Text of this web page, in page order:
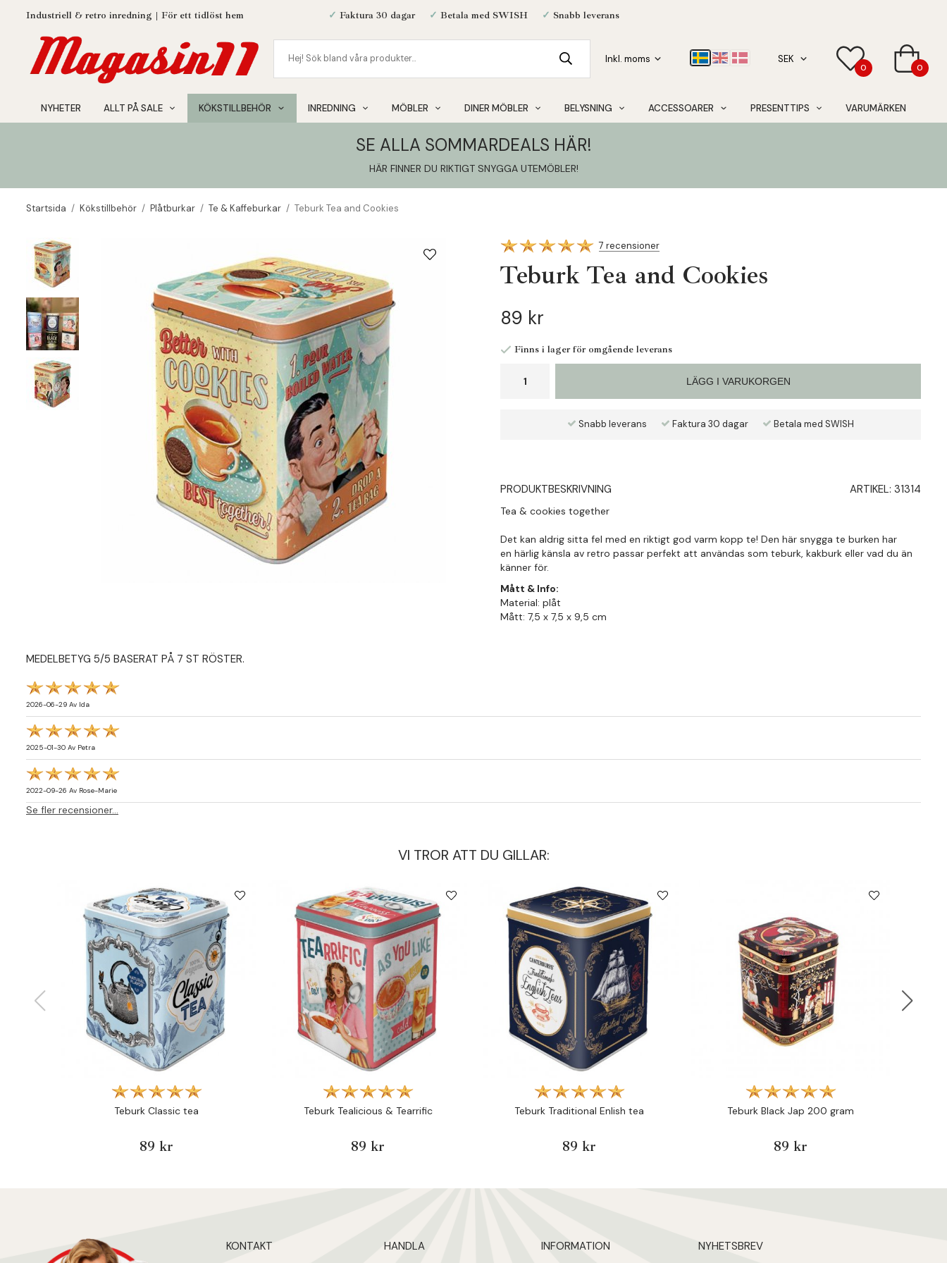
Industriell & retro inredning | För ett tidlöst hem ✓ Faktura 30 dagar ✓ Betala med SWISH ✓ Snabb leverans
0 0
NYHETER ALLT PÅ SALE KÖKSTILLBEHÖR INREDNING MÖBLER DINER MÖBLER BELYSNING ACCESSOARER PRESENTTIPS VARUMÄRKEN
SE ALLA SOMMARDEALS HÄR!
HÄR FINNER DU RIKTIGT SNYGGA UTEMÖBLER!
Startsida / Kökstillbehör / Plåtburkar / Te & Kaffeburkar / Teburk Tea and Cookies
7 recensioner
Teburk Tea and Cookies
89 kr
Finns i lager för omgående leverans
LÄGG I VARUKORGEN
Snabb leverans Faktura 30 dagar Betala med SWISH
PRODUKTBESKRIVNING ARTIKEL: 31314
Tea & cookies together
Det kan aldrig sitta fel med en riktigt god varm kopp te! Den här snygga te burken har
en härlig känsla av retro passar perfekt att användas som teburk, kakburk eller vad du än
känner för.
Mått & Info:
Material: plåt
Mått: 7,5 x 7,5 x 9,5 cm
MEDELBETYG 5/5 BASERAT PÅ 7 ST RÖSTER.
2026-06-29 Av Ida
2025-01-30 Av Petra
2022-09-26 Av Rose-Marie
Se fler recensioner...
VI TROR ATT DU GILLAR:
Teburk Classic tea
89 kr
Teburk Tealicious & Tearrific
89 kr
Teburk Traditional Enlish tea
89 kr
Teburk Black Jap 200 gram
89 kr
KONTAKT HANDLA INFORMATION NYHETSBREV